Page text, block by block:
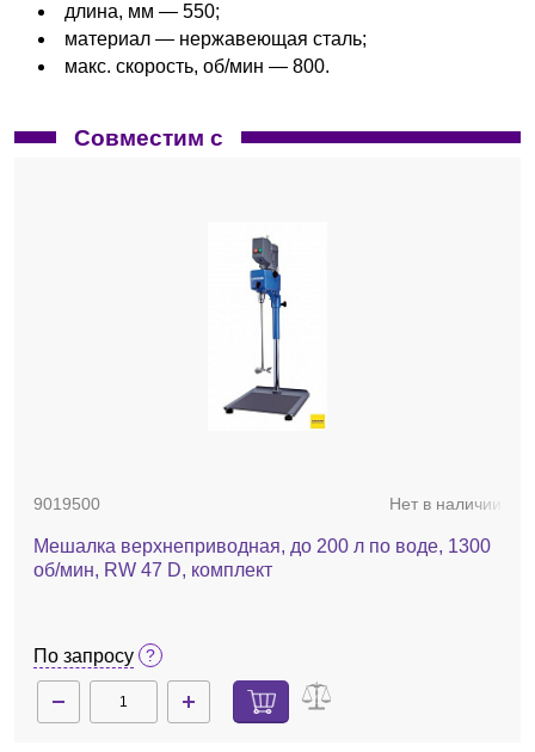
длина, мм — 550;
материал — нержавеющая сталь;
макс. скорость, об/мин — 800.
Совместим с
9019500 Нет в наличии
Мешалка верхнеприводная, до 200 л по воде, 1300
об/мин, RW 47 D, комплект
По запросу